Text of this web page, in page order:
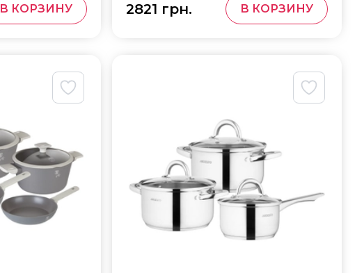
В КОРЗИНУ 2821 грн. В КОРЗИНУ